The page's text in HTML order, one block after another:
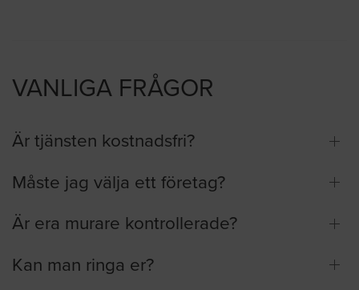
VANLIGA FRÅGOR
Är tjänsten kostnadsfri?
Måste jag välja ett företag?
Är era murare kontrollerade?
Kan man ringa er?